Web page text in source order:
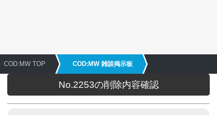
COD:MW TOP COD:MW 雑談掲示板
No.2253の削除内容確認